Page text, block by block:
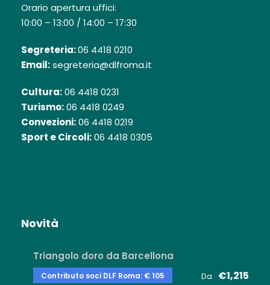
Orario apertura uffici:
10:00 – 13:00 / 14:00 – 17:30
Segreteria:06 4418 0210
Email:segreteria@dlfroma.it
Cultura:06 4418 0231
Turismo:06 4418 0249
Convezioni:06 4418 0219
Sport e Circoli:06 4418 0305
Novità
Triangolo doro da Barcellona
Contributo soci DLF Roma: € 105 Da €1,215